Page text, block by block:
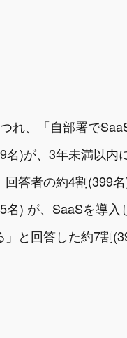
れ、「自部署で
名)が、3年未満以
答者の約4割(399
名) が、SaaSを導
」と回答した約7割